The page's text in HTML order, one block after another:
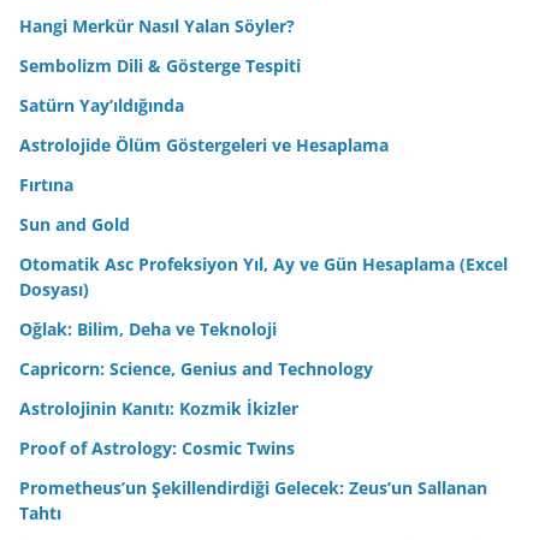
Hangi Merkür Nasıl Yalan Söyler?
Sembolizm Dili & Gösterge Tespiti
Satürn Yay’ıldığında
Astrolojide Ölüm Göstergeleri ve Hesaplama
Fırtına
Sun and Gold
Otomatik Asc Profeksiyon Yıl, Ay ve Gün Hesaplama (Excel
Dosyası)
Oğlak: Bilim, Deha ve Teknoloji
Capricorn: Science, Genius and Technology
Astrolojinin Kanıtı: Kozmik İkizler
Proof of Astrology: Cosmic Twins
Prometheus’un Şekillendirdiği Gelecek: Zeus’un Sallanan
Tahtı